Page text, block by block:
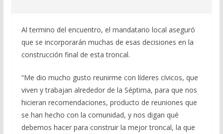
Al termino del encuentro, el mandatario local aseguró
que se incorporarán muchas de esas decisiones en la
construcción final de esta troncal.
“Me dio mucho gusto reunirme con líderes cívicos, que
viven y trabajan alrededor de la Séptima, para que nos
hicieran recomendaciones, producto de reuniones que
se han hecho con la comunidad, y nos digan qué
debemos hacer para construir la mejor troncal, la que